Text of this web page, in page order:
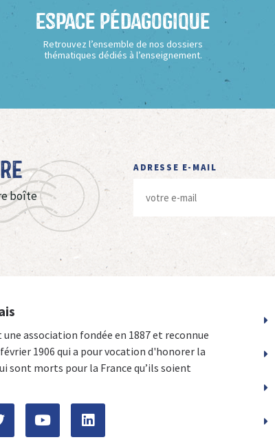
Espace Pédagogique
Retrouvez l’ensemble de nos dossiers
thématiques dédiés à l’enseignement.
boîte
ADRESSE E-MAIL
une association fondée en 1887 et reconnue
1906 qui a pour vocation d'honorer la
sont morts pour la France qu’ils soient